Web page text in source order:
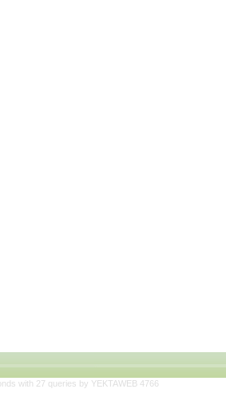
with 27 queries by YEKTAWEB 4766